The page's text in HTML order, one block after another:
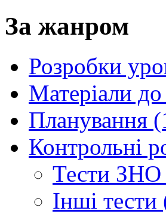
За жанром
Розробки
Матеріали
Планування
Контрольні
Тести ЗНО
Інші